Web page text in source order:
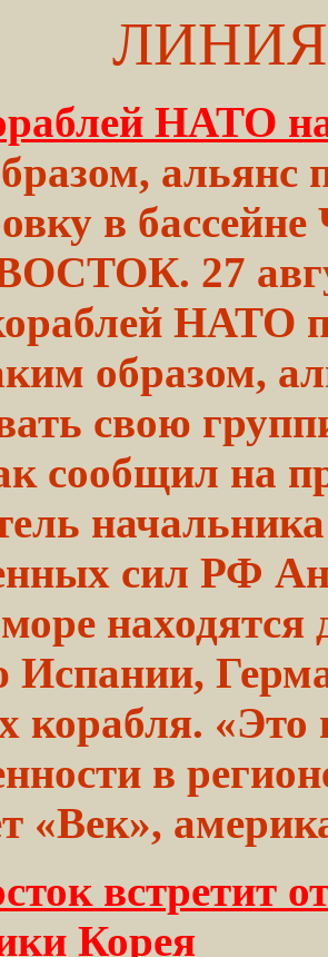
НАТО
альянс
в
27
НАТО
образом,
свою
сообщил на
сил РФ
Испании,
корабля.
в
«Век»,
встретит
Корея